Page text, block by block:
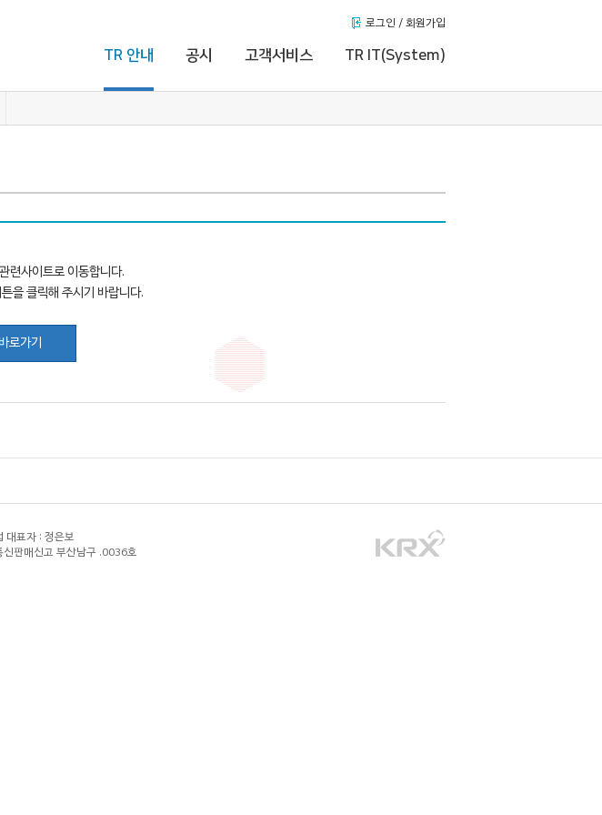
로그인 / 회원가입
TR 안내 공시 고객서비스 TR IT(System)
련사이트로 이동합니다.
을 클릭해 주시기 바랍니다.
로가기
표자 : 정은보
판매신고 부산남구 .0036호